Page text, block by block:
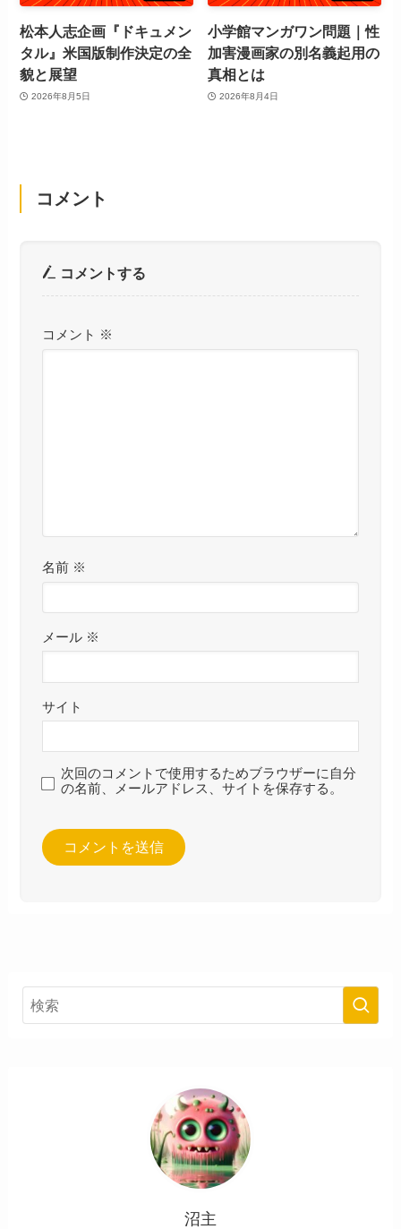
松本人志企画『ドキュメン
タル』米国版制作決定の全
貌と展望
2026年8月5日
小学館マンガワン問題｜性
加害漫画家の別名義起用の
真相とは
2026年8月4日
コメント
コメントする
コメント ※
名前 ※
メール ※
サイト
次回のコメントで使用するためブラウザーに自分
の名前、メールアドレス、サイトを保存する。
沼主